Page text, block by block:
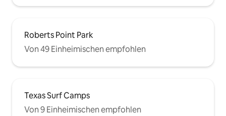
Roberts Point Park
Von 49 Einheimischen empfohlen
Texas Surf Camps
Von 9 Einheimischen empfohlen